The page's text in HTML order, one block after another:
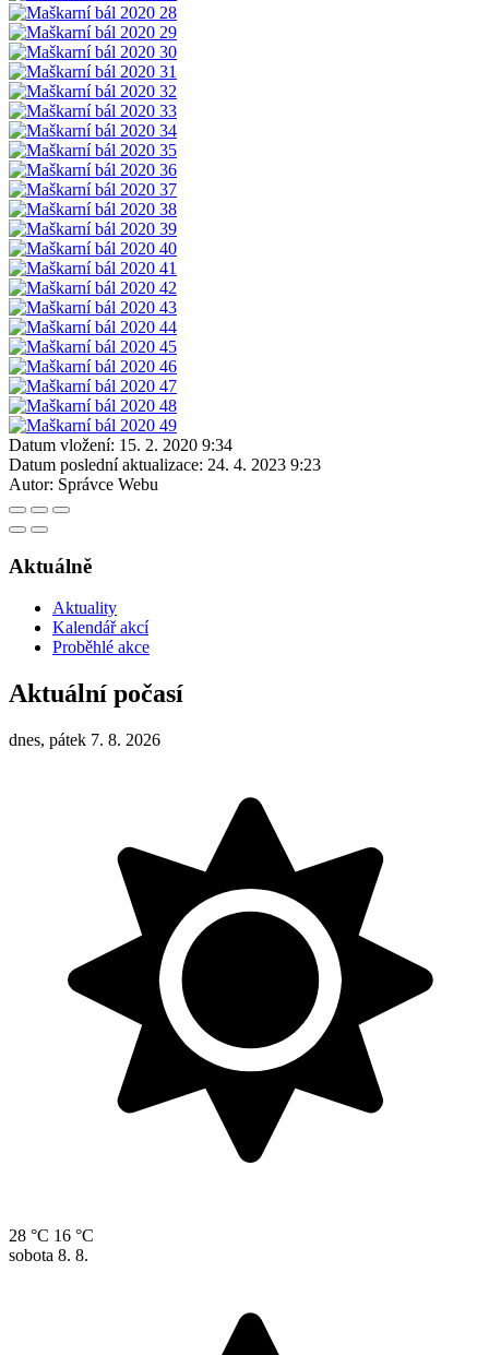
Datum vložení: 15. 2. 2020 9:34
Datum poslední aktualizace: 24. 4. 2023 9:23
Autor: Správce Webu
Aktuálně
Aktuality
Kalendář akcí
Proběhlé akce
Aktuální počasí
dnes, pátek 7. 8. 2026
28 °C 16 °C
sobota 8. 8.